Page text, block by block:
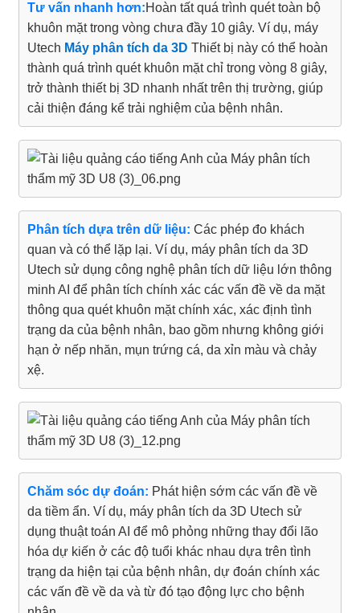
Tư vấn nhanh hơn:Hoàn tất quá trình quét toàn bộ
khuôn mặt trong vòng chưa đầy 10 giây. Ví dụ, máy
Utech Máy phân tích da 3D Thiết bị này có thể hoàn
thành quá trình quét khuôn mặt chỉ trong vòng 8 giây,
trở thành thiết bị 3D nhanh nhất trên thị trường, giúp
cải thiện đáng kể trải nghiệm của bệnh nhân.
Phân tích dựa trên dữ liệu: Các phép đo khách
quan và có thể lặp lại. Ví dụ, máy phân tích da 3D
Utech sử dụng công nghệ phân tích dữ liệu lớn thông
minh AI để phân tích chính xác các vấn đề về da mặt
thông qua quét khuôn mặt chính xác, xác định tình
trạng da của bệnh nhân, bao gồm nhưng không giới
hạn ở nếp nhăn, mụn trứng cá, da xỉn màu và chảy
xệ.
Chăm sóc dự đoán: Phát hiện sớm các vấn đề về
da tiềm ẩn. Ví dụ, máy phân tích da 3D Utech sử
dụng thuật toán AI để mô phỏng những thay đổi lão
hóa dự kiến ​​ở các độ tuổi khác nhau dựa trên tình
trạng da hiện tại của bệnh nhân, dự đoán chính xác
các vấn đề về da và từ đó tạo động lực cho bệnh